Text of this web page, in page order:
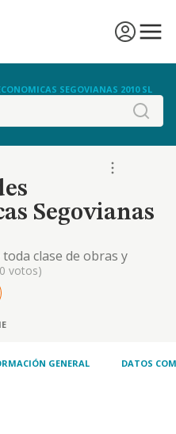
SEGOVIANAS 2010 SL
Segovianas
clase de obras y
publicas como
explotacion y
clase de terrenos, su
la promocion y
votos)
GENERAL DATOS